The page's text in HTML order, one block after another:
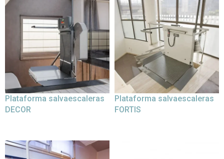
Plataforma salvaescaleras
DECOR
Plataforma salvaescaleras
FORTIS